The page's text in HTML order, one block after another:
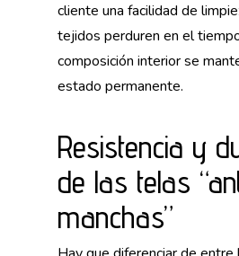
cliente una facilidad de
tejidos perduren en el
composición interior se
estado permanente.
Resistencia y
de las telas
manchas”